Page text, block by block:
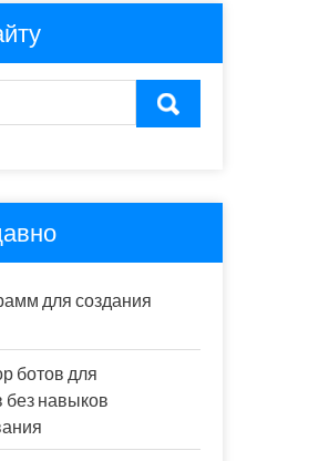
для создания
ботов для
навыков